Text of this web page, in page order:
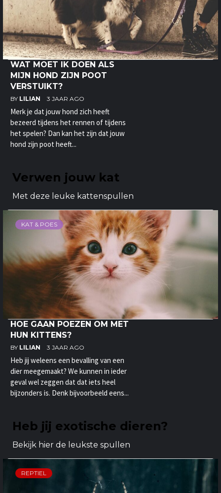
WAT MOET IK DOEN ALS
MIJN HOND ZIJN POOT
VERSTUIKT?
BY LILIAN 3 JAAR AGO
Merk je dat jouw hond zich heeft
bezeerd tijdens het rennen of tijdens
het spelen? Dan kan het zijn dat jouw
hond zijn poot heeft...
Verwen jouw kat
Met deze leuke kattenspullen
KAT & POES
HOE GAAN POEZEN OM MET
HUN KITTENS?
BY LILIAN 3 JAAR AGO
Heb jij weleens een bevalling van een
dier meegemaakt? We kunnen in ieder
geval wel zeggen dat dat iets heel
bijzonders is. Denk bijvoorbeeld eens...
Heb jij exotische dieren?
Bekijk hier de leukste spullen
REPTIEL